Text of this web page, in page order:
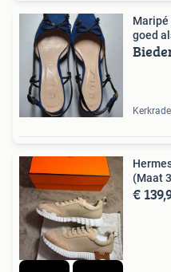
Maripé
goed
Kerkrade
(Maat
€